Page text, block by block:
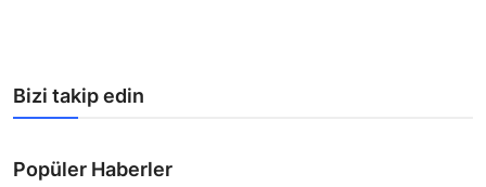
Bizi takip edin
Popüler Haberler